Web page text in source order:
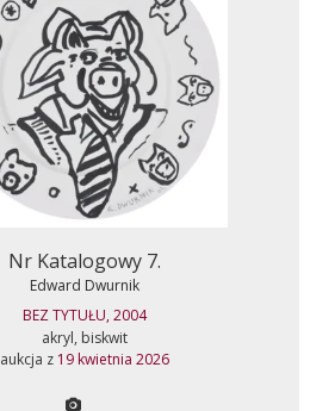
Nr Katalogowy 7.
Edward Dwurnik
BEZ TYTUŁU, 2004
akryl, biskwit
aukcja z 19 kwietnia 2026